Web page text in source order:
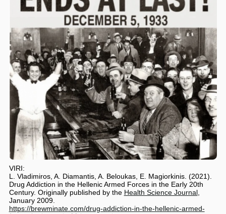
VIRI:
L. Vladimiros, A. Diamantis, A. Beloukas, E. Magiorkinis. (2021).
Drug Addiction in the Hellenic Armed Forces in the Early 20th
Century. Originally published by the Health Science Journal,
January 2009.
https://brewminate.com/drug-addiction-in-the-hellenic-armed-